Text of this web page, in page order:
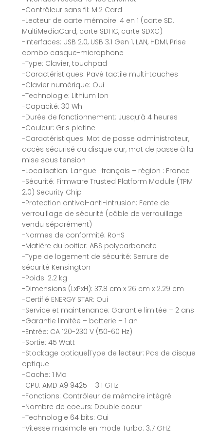
-Contrôleur sans fil: M.2 Card
-Lecteur de carte mémoire: 4 en 1 (carte SD,
MultiMediaCard, carte SDHC, carte SDXC)
-Interfaces: USB 2.0, USB 3.1 Gen 1, LAN, HDMI, Prise
combo casque-microphone
-Type: Clavier, touchpad
-Caractéristiques: Pavé tactile multi-touches
-Clavier numérique: Oui
-Technologie: Lithium Ion
-Capacité: 30 Wh
-Durée de fonctionnement: Jusqu’à 4 heures
-Couleur: Gris platine
-Caractéristiques: Mot de passe administrateur,
accès sécurisé au disque dur, mot de passe à la
mise sous tension
-Localisation: Langue : français – région : France
-Sécurité: Firmware Trusted Platform Module (TPM
2.0) Security Chip
-Protection antivol-anti-intrusion: Fente de
verrouillage de sécurité (câble de verrouillage
vendu séparément)
-Normes de conformité: RoHS
-Matière du boitier: ABS polycarbonate
-Type de logement de sécurité: Serrure de
sécurité Kensington
-Poids: 2.2 kg
-Dimensions (LxPxH): 37.8 cm x 26 cm x 2.29 cm
-Certifié ENERGY STAR: Oui
-Service et maintenance: Garantie limitée – 2 ans
-Garantie limitée – batterie – 1 an
-Entrée: CA 120-230 V (50-60 Hz)
-Sortie: 45 Watt
-Stockage optique|Type de lecteur: Pas de disque
optique
-Cache: 1 Mo
-CPU: AMD A9 9425 – 3.1 GHz
-Fonctions: Contrôleur de mémoire intégré
-Nombre de coeurs: Double coeur
-Technologie 64 bits: Oui
-Vitesse maximale en mode Turbo: 3.7 GHZ